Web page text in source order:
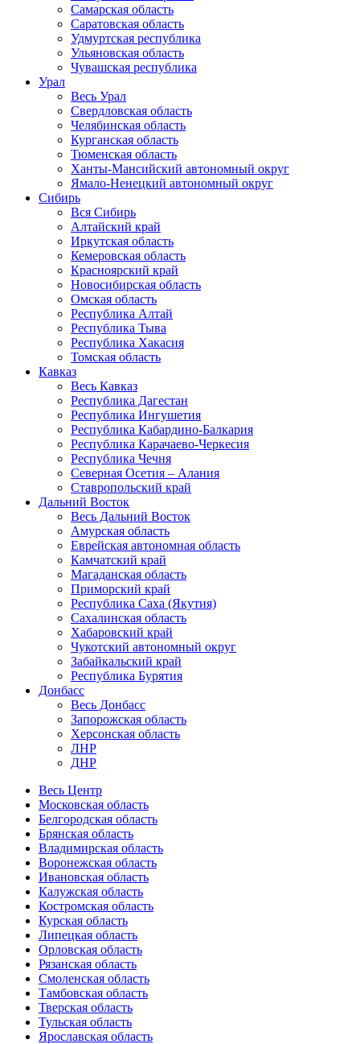
Самарская область
Саратовская область
Удмуртская республика
Ульяновская область
Чувашская республика
Урал
Весь Урал
Свердловская область
Челябинская область
Курганская область
Тюменская область
Ханты-Мансийский автономный округ
Ямало-Ненецкий автономный округ
Сибирь
Вся Сибирь
Алтайский край
Иркутская область
Кемеровская область
Красноярский край
Новосибирская область
Омская область
Республика Алтай
Республика Тыва
Республика Хакасия
Томская область
Кавказ
Весь Кавказ
Республика Дагестан
Республика Ингушетия
Республика Кабардино-Балкария
Республика Карачаево-Черкесия
Республика Чечня
Северная Осетия – Алания
Ставропольский край
Дальний Восток
Весь Дальний Восток
Амурская область
Еврейская автономная область
Камчатский край
Магаданская область
Приморский край
Республика Саха (Якутия)
Сахалинская область
Хабаровский край
Чукотский автономный округ
Забайкальский край
Республика Бурятия
Донбасс
Весь Донбасс
Запорожская область
Херсонская область
ЛНР
ДНР
Весь Центр
Московская область
Белгородская область
Брянская область
Владимирская область
Воронежская область
Ивановская область
Калужская область
Костромская область
Курская область
Липецкая область
Орловская область
Рязанская область
Смоленская область
Тамбовская область
Тверская область
Тульская область
Ярославская область